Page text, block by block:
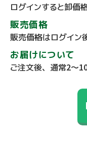
ログインすると卸価
販売価格
販売価格はログイン
お届けについて
ご注文後、通常2～